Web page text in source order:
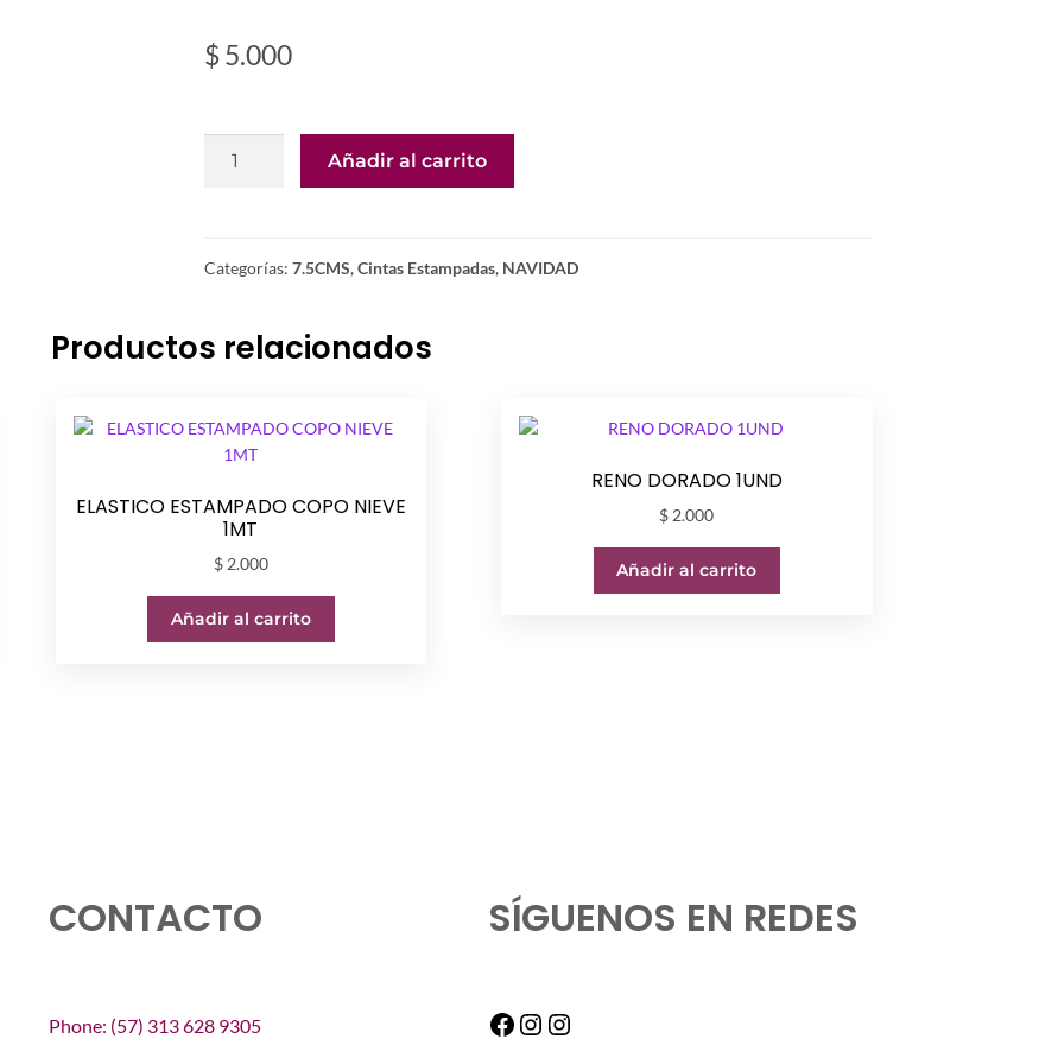
$5.000
CINTA
cantidad
Añadir al carrito
Categorías: 7.5CMS,Cintas Estampadas, NAVIDAD
Productos relacionados
ELASTICO ESTAMPADO COPO NIEVE
1MT
$2.000
Añadir al carrito
RENO DORADO 1UND
$ 2.000
Añadir al carrito
CONTACTO
Phone: (57) 313 628 9305
SÍGUENOS EN REDES
Facebook
Instagram
Instagram